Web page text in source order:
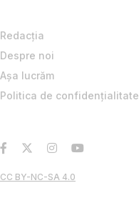
Redacţia
Despre noi
Aşa lucrăm
Politica de confidenţialitate
CC BY-NC-SA 4.0